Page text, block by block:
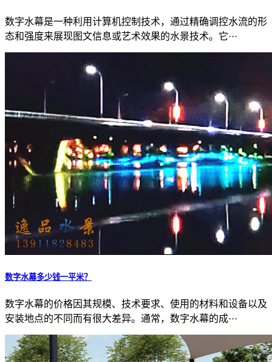
数字水幕是一种利用计算机控制技术，通过精确调控水流的形
态和强度来展现图文信息或艺术效果的水景技术。它···
数字水幕多少钱一平米？
数字水幕的价格因其规模、技术要求、使用的材料和设备以及
安装地点的不同而有很大差异。通常，数字水幕的成···